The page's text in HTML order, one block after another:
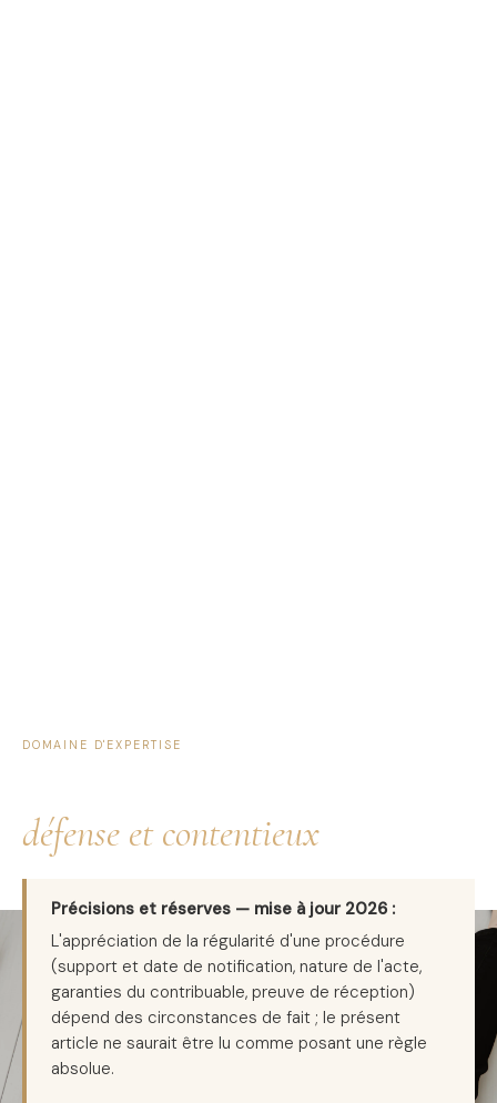
DOMAINE D'EXPERTISE
défense et contentieux
Précisions et réserves — mise à jour 2026 :
L'appréciation de la régularité d'une procédure
(support et date de notification, nature de l'acte,
garanties du contribuable, preuve de réception)
dépend des circonstances de fait ; le présent
article ne saurait être lu comme posant une règle
absolue.